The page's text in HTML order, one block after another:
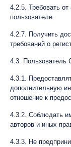
4.2.5. Требовать
пользователе.
4.2.7. Получить
требований о
4.3. Пользователь
4.3.1.
дополнительную
отношение к
4.3.2. Соблюдать
авторов и иных
4.3.3. Не